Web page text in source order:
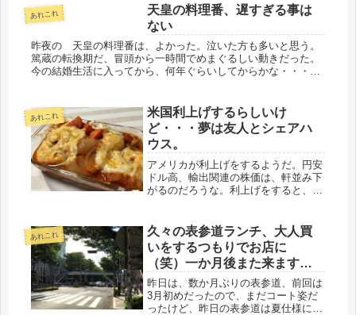
お慕いしている、という現れなんだろ
うな。特に、美智子皇后のお優しいお
顔を...
あれこれ
天皇の料理番、遅すぎる事は
ない
昨夜の 天皇の料理番は、よかった。泣いた方も多いと思う。
篤蔵の転換期だ、冒頭から一時間でめまぐるしい動きだった。
今の結婚生活に入ってから、何年ぐらいしてからかな・・・悲
あれこれ
米国利上げするらしいけ
ど・・・夢は友人とシェアハ
ウス。
アメリカが利上げをするようだ。円安
ドル高、輸出関連の株価は、軒並み下
がるのだろうな。利上げをすると、設
資に励む、またリーマンみたいな事に
ならなきゃいいけど・・・。日本まで
景...
あれこれ
久々の表参道ランチ、大人買
いをするつもりでお店に
（笑）一か月後また来ます＾
＾
昨日は、数か月ぶりの表参道、前回は
3月初めだったので、まだコート姿だ
ったけど、昨日の表参道は夏仕様に変